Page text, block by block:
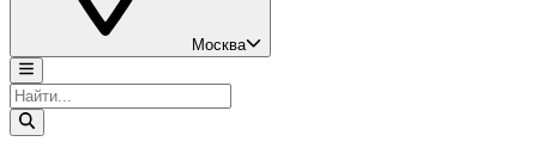
Москва